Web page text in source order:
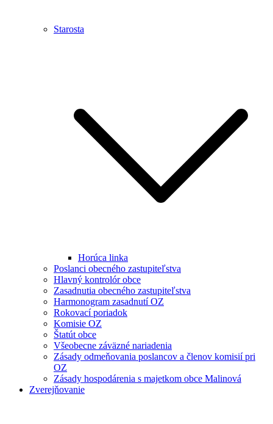
Starosta
Horúca linka
Poslanci obecného zastupiteľstva
Hlavný kontrolór obce
Zasadnutia obecného zastupiteľstva
Harmonogram zasadnutí OZ
Rokovací poriadok
Komisie OZ
Štatút obce
Všeobecne záväzné nariadenia
Zásady odmeňovania poslancov a členov komisií pri
OZ
Zásady hospodárenia s majetkom obce Malinová
Zverejňovanie